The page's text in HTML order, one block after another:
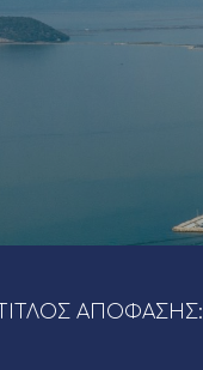
ΤΊΤΛΟΣ ΑΠΌΦΑΣΗΣ: